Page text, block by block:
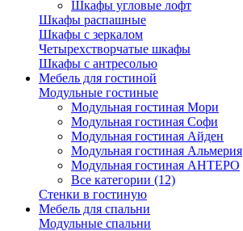
Шкафы угловые лофт
Шкафы распашные
Шкафы с зеркалом
Четырехстворчатые шкафы
Шкафы с антресолью
Мебель для гостиной
Модульные гостиные
Модульная гостиная Мори
Модульная гостиная Софи
Модульная гостиная Айден
Модульная гостиная Альмерия
Модульная гостиная АНТЕРО
Все категории (12)
Стенки в гостиную
Мебель для спальни
Модульные спальни